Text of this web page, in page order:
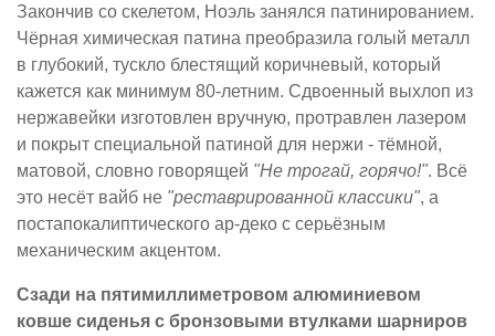
Закончив со скелетом, Ноэль занялся патинированием.
Чёрная химическая патина преобразила голый металл
в глубокий, тускло блестящий коричневый, который
кажется как минимум 80-летним. Сдвоенный выхлоп из
нержавейки изготовлен вручную, протравлен лазером
и покрыт специальной патиной для нержи - тёмной,
матовой, словно говорящей "Не трогай, горячо!". Всё
это несёт вайб не "реставрированной классики", а
постапокалиптического ар-деко с серьёзным
механическим акцентом.
Сзади на пятимиллиметровом алюминиевом
ковше сиденья с бронзовыми втулками шарниров